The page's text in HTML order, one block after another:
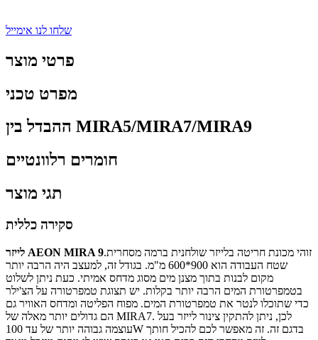
שלחו לנו אימייל
פרטי מוצר
מפרט טכני
ההבדל בין MIRA5/MIRA7/MIRA9
חומרים רלוונטיים
תגי מוצר
סקירה כללית
לייזר AEON MIRA 9זוהי מכונת חריטה בלייזר שולחנית ברמה מסחרית.
שטח העבודה הוא 900*600 מ"מ. בגודל זה, למעצב היה הרבה יותר
מקום לבנות בתוך מצנן מים מסוג מדחס אמיתי. כעת ניתן לשלוט
בטמפרטורת המים הרבה יותר בקלות. יש תצוגת טמפרטורה על הצ'ילר
כדי שתוכלו לנטר את טמפרטורת המים. מפוח הפליטה ומדחס האוויר גם
הם גדולים יותר מאלה של MIRA7. לכן, ניתן להתקין צינור לייזר בעל
עוצמה גבוהה יותר של עד 100W בדגם זה. זה מאפשר לכם להכיל חותך